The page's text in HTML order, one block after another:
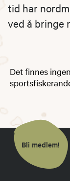
tid har
ved å bringe
Det finnes
Bli medlem!